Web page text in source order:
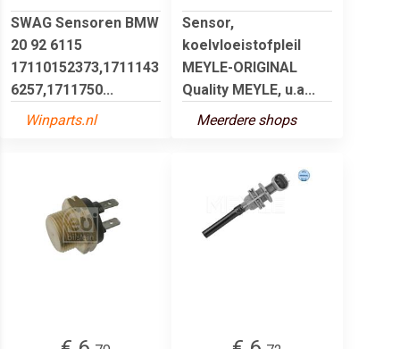
SWAG Sensoren BMW
20 92 6115
17110152373,1711143
6257,1711750...
Winparts.nl
Sensor,
koelvloeistofpleil
MEYLE-ORIGINAL
Quality MEYLE, u.a...
Meerdere shops